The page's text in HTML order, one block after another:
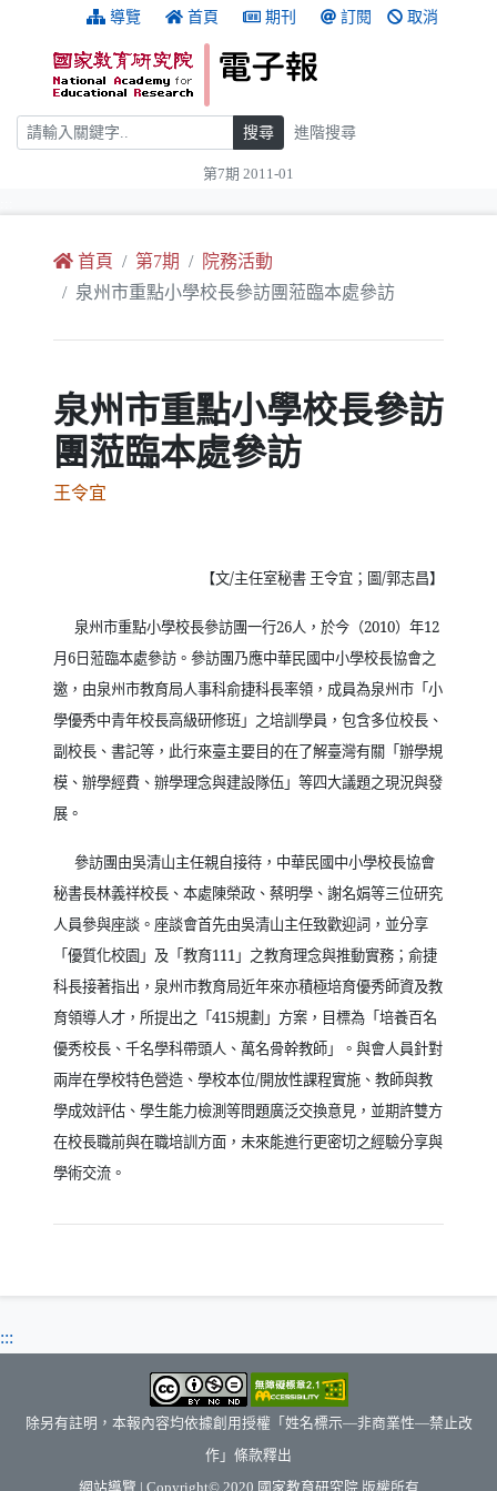
跳到主要內容 導覽 首頁 期刊 訂閱 取消
搜尋 搜尋 進階搜尋
第7期 2011-01
首頁 第7期
院務活動
泉州市重點小學校長參訪團蒞臨本處參訪
泉州市重點小學校長參訪
團蒞臨本處參訪
王令宜
【文/主任室秘書 王令宜；圖/郭志昌】
泉州市重點小學校長參訪團一行26人，於今（2010）年12
月6日蒞臨本處參訪。參訪團乃應中華民國中小學校長協會之
邀，由泉州市教育局人事科俞捷科長率領，成員為泉州市「小
學優秀中青年校長高級研修班」之培訓學員，包含多位校長、
副校長、書記等，此行來臺主要目的在了解臺灣有關「辦學規
模、辦學經費、辦學理念與建設隊伍」等四大議題之現況與發
展。
參訪團由吳清山主任親自接待，中華民國中小學校長協會
秘書長林義祥校長、本處陳榮政、蔡明學、謝名娟等三位研究
人員參與座談。座談會首先由吳清山主任致歡迎詞，並分享
「優質化校園」及「教育111」之教育理念與推動實務；俞捷
科長接著指出，泉州市教育局近年來亦積極培育優秀師資及教
育領導人才，所提出之「415規劃」方案，目標為「培養百名
優秀校長、千名學科帶頭人、萬名骨幹教師」。與會人員針對
兩岸在學校特色營造、學校本位/開放性課程實施、教師與教
學成效評估、學生能力檢測等問題廣泛交換意見，並期許雙方
在校長職前與在職培訓方面，未來能進行更密切之經驗分享與
學術交流。
:::
除另有註明，本報內容均依據創用授權「姓名標示—非商業性—禁止改
作」條款釋出
網站導覽 | Copyright© 2020 國家教育研究院（另開新視窗）
版權所有